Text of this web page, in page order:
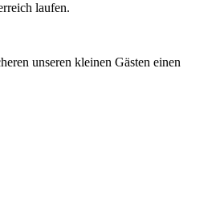
laufen.
unseren kleinen Gästen einen